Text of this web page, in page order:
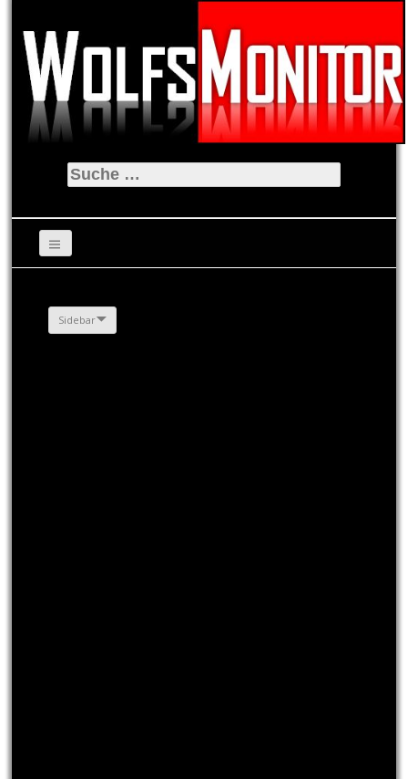
Suche
nach:
Sidebar